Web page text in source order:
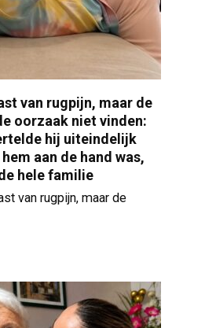
van rugpijn, maar de
oorzaak niet vinden:
hij uiteindelijk
aan de hand was,
hele familie
van rugpijn, maar de